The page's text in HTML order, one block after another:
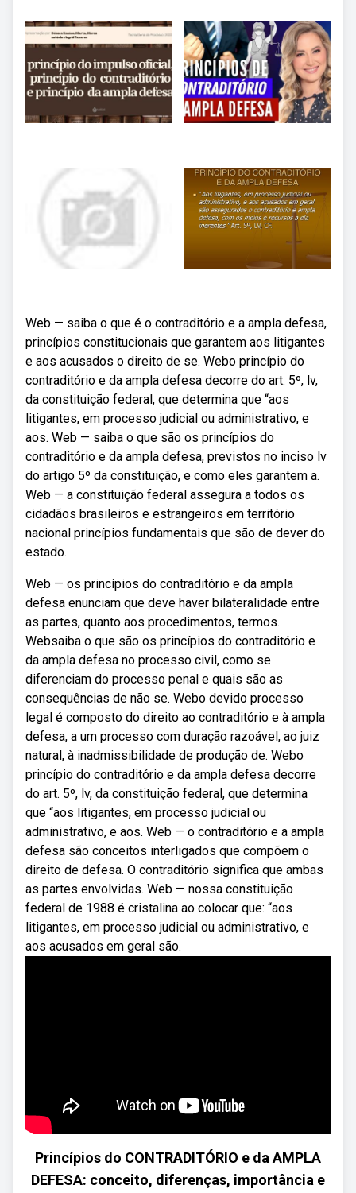
Web — saiba o que é o contraditório e a ampla defesa,
princípios constitucionais que garantem aos litigantes
e aos acusados o direito de se. Webo princípio do
contraditório e da ampla defesa decorre do art. 5º, lv,
da constituição federal, que determina que “aos
litigantes, em processo judicial ou administrativo, e
aos. Web — saiba o que são os princípios do
contraditório e da ampla defesa, previstos no inciso lv
do artigo 5º da constituição, e como eles garantem a.
Web — a constituição federal assegura a todos os
cidadãos brasileiros e estrangeiros em território
nacional princípios fundamentais que são de dever do
estado.
Web — os princípios do contraditório e da ampla
defesa enunciam que deve haver bilateralidade entre
as partes, quanto aos procedimentos, termos.
Websaiba o que são os princípios do contraditório e
da ampla defesa no processo civil, como se
diferenciam do processo penal e quais são as
consequências de não se. Webo devido processo
legal é composto do direito ao contraditório e à ampla
defesa, a um processo com duração razoável, ao juiz
natural, à inadmissibilidade de produção de. Webo
princípio do contraditório e da ampla defesa decorre
do art. 5º, lv, da constituição federal, que determina
que “aos litigantes, em processo judicial ou
administrativo, e aos. Web — o contraditório e a ampla
defesa são conceitos interligados que compõem o
direito de defesa. O contraditório significa que ambas
as partes envolvidas. Web — nossa constituição
federal de 1988 é cristalina ao colocar que: “aos
litigantes, em processo judicial ou administrativo, e
aos acusados em geral são.
Princípios do CONTRADITÓRIO e da AMPLA
DEFESA: conceito, diferenças, importância e